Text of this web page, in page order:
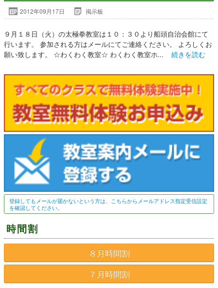
2012年09月17日 掲示板
９月１８日（火）の太極拳教室は１０：３０より船頭自治会館にて
行います。 参加される方はメールにてご連絡ください。 よろしくお
願い致します。 ☆わくわく教室☆ わくわく教室ホ... 続きを読む
登録してもメールが届かないという方は、こちらからメールアドレス指定受信設定
を確認してください。
時間割
８月時間割
７月時間割